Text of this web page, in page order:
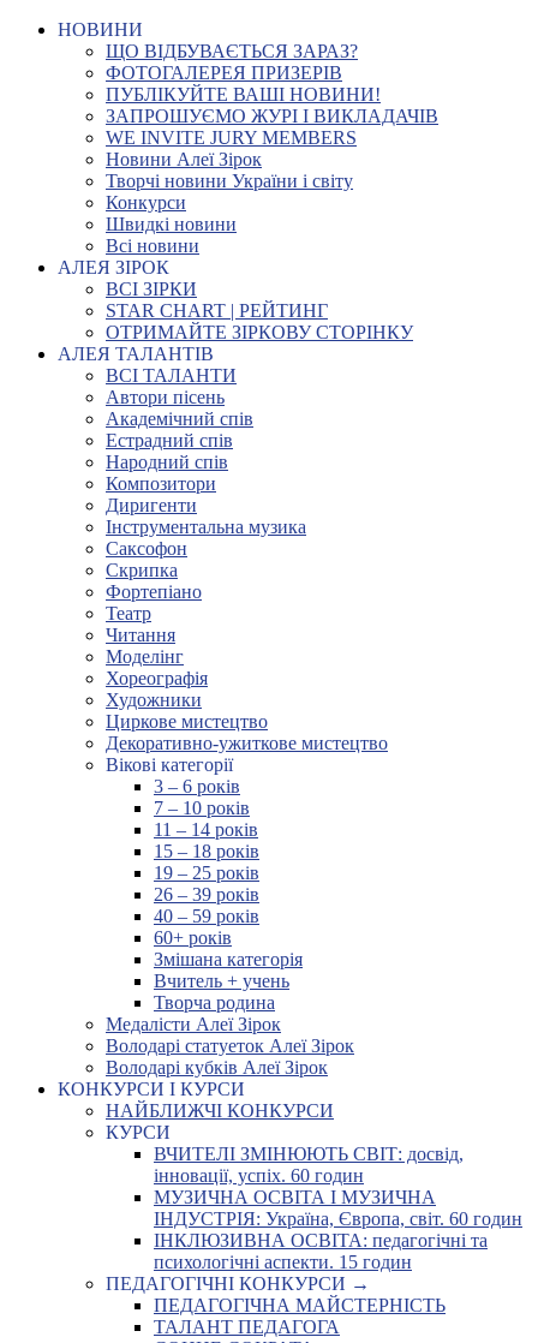
НОВИНИ
ЩО ВІДБУВАЄТЬСЯ ЗАРАЗ?
ФОТОГАЛЕРЕЯ ПРИЗЕРІВ
ПУБЛІКУЙТЕ ВАШІ НОВИНИ!
ЗАПРОШУЄМО ЖУРІ І ВИКЛАДАЧІВ
WE INVITE JURY MEMBERS
Новини Алеї Зірок
Творчі новини України і світу
Конкурси
Швидкі новини
Всі новини
АЛЕЯ ЗІРОК
ВСІ ЗІРКИ
STAR CHART | РЕЙТИНГ
ОТРИМАЙТЕ ЗІРКОВУ СТОРІНКУ
АЛЕЯ ТАЛАНТІВ
ВСІ ТАЛАНТИ
Автори пісень
Академічний спів
Естрадний спів
Народний спів
Композитори
Диригенти
Інструментальна музика
Саксофон
Скрипка
Фортепіано
Театр
Читання
Моделінг
Хореографія
Художники
Циркове мистецтво
Декоративно-ужиткове мистецтво
Вікові категорії
3 – 6 років
7 – 10 років
11 – 14 років
15 – 18 років
19 – 25 років
26 – 39 років
40 – 59 років
60+ років
Змішана категорія
Вчитель + учень
Творча родина
Медалісти Алеї Зірок
Володарі статуеток Алеї Зірок
Володарі кубків Алеї Зірок
КОНКУРСИ І КУРСИ
НАЙБЛИЖЧІ КОНКУРСИ
КУРСИ
ВЧИТЕЛІ ЗМІНЮЮТЬ СВІТ: досвід,
інновації, успіх. 60 годин
МУЗИЧНА ОСВІТА І МУЗИЧНА
ІНДУСТРІЯ: Україна, Європа, світ. 60 годин
ІНКЛЮЗИВНА ОСВІТА: педагогічні та
психологічні аспекти. 15 годин
ПЕДАГОГІЧНІ КОНКУРСИ →
ПЕДАГОГІЧНА МАЙСТЕРНІСТЬ
ТАЛАНТ ПЕДАГОГА